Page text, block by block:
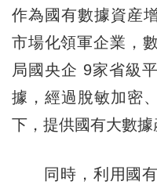
作為國有數據資産
市場化領軍企業，
局國央企 9家省級
據，經過脫敏加密
下，提供國有大數據
同時，利用國有